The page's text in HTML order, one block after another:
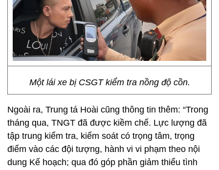
Một lái xe bị CSGT kiểm tra nồng độ cồn.
Ngoài ra, Trung tá Hoài cũng thông tin thêm: “Trong
tháng qua, TNGT đã được kiềm chế. Lực lượng đã
tập trung kiểm tra, kiểm soát có trọng tâm, trọng
điểm vào các đội tượng, hành vi vi phạm theo nội
dung Kế hoạch; qua đó góp phần giảm thiểu tình